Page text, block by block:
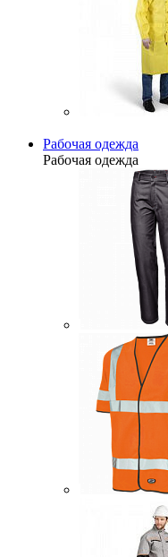
Рабочая одежда
Рабочая одежда